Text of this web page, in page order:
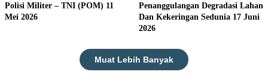
Polisi Militer – TNI (POM) 11
Mei 2026
Penanggulangan Degradasi Lahan
Dan Kekeringan Sedunia 17 Juni
2026
Muat Lebih Banyak